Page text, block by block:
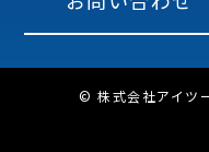
© 株式会社アイツ